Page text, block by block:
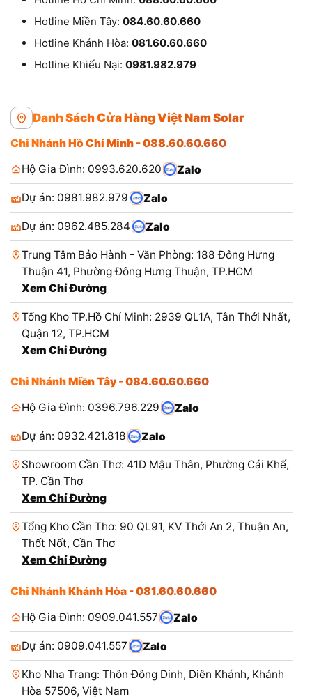
Hotline Miền Tây: 084.60.60.660
Hotline Khánh Hòa: 081.60.60.660
Hotline Khiếu Nại: 0981.982.979
Danh Sách Cửa Hàng Việt Nam Solar
Chi Nhánh Hồ Chí Minh - 088.60.60.660
Hộ Gia Đình: 0993.620.620
Zalo
Dự án: 0981.982.979 Zalo
Dự án: 0962.485.284 Zalo
Trung Tâm Bảo Hành - Văn Phòng: 188 Đông Hưng
Thuận 41, Phường Đông Hưng Thuận, TP.HCM
Xem Chỉ Đường
Tổng Kho TP.Hồ Chí Minh: 2939 QL1A, Tân Thới Nhất,
Quận 12, TP.HCM
Xem Chỉ Đường
Chi Nhánh Miền Tây - 084.60.60.660
Hộ Gia Đình: 0396.796.229
Zalo
Dự án: 0932.421.818 Zalo
Showroom Cần Thơ: 41D Mậu Thân, Phường Cái Khế,
TP. Cần Thơ
Xem Chỉ Đường
Tổng Kho Cần Thơ: 90 QL91, KV Thới An 2, Thuận An,
Thốt Nốt, Cần Thơ
Xem Chỉ Đường
Chi Nhánh Khánh Hòa - 081.60.60.660
Hộ Gia Đình: 0909.041.557
Zalo
Dự án: 0909.041.557 Zalo
Kho Nha Trang: Thôn Đông Dinh, Diên Khánh, Khánh
Hòa 57506, Việt Nam